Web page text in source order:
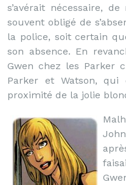
s’avérait nécessaire,
souvent obligé de
la police, soit certain
son absence. En
Gwen chez les Parker
Parker et Watson, qui
proximité de la jolie